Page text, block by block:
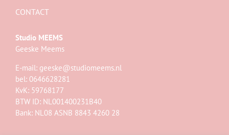
CONTACT
Studio MEEMS
Geeske Meems
E-mail: geeske@studiomeems.nl
bel: 0646628281
KvK: 59768177
BTW ID: NL001400231B40
Bank: NL08 ASNB 8843 4260 28